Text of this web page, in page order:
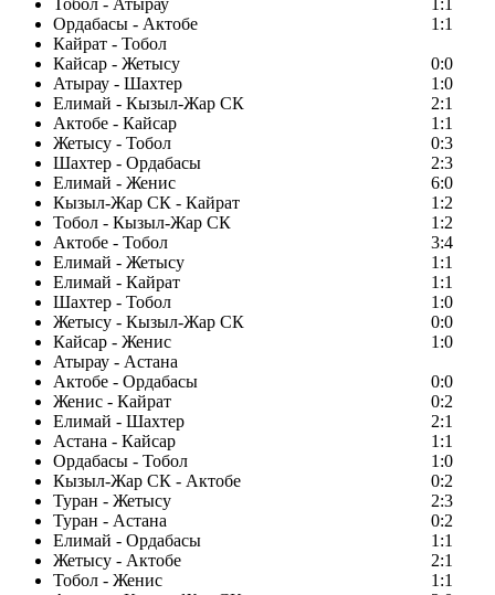
Тобол - Атырау
1:1
Ордабасы - Актобе
1:1
Кайрат - Тобол
Кайсар - Жетысу
0:0
Атырау - Шахтер
1:0
Елимай - Кызыл-Жар СК
2:1
Актобе - Кайсар
1:1
Жетысу - Тобол
0:3
Шахтер - Ордабасы
2:3
Елимай - Женис
6:0
Кызыл-Жар СК - Кайрат
1:2
Тобол - Кызыл-Жар СК
1:2
Актобе - Тобол
3:4
Елимай - Жетысу
1:1
Елимай - Кайрат
1:1
Шахтер - Тобол
1:0
Жетысу - Кызыл-Жар СК
0:0
Кайсар - Женис
1:0
Атырау - Астана
Актобе - Ордабасы
0:0
Женис - Кайрат
0:2
Елимай - Шахтер
2:1
Астана - Кайсар
1:1
Ордабасы - Тобол
1:0
Кызыл-Жар СК - Актобе
0:2
Туран - Жетысу
2:3
Туран - Астана
0:2
Елимай - Ордабасы
1:1
Жетысу - Актобе
2:1
Тобол - Женис
1:1